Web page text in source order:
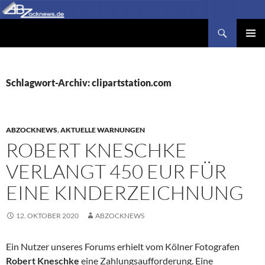
Zum
Inhalt
Schlagwort-Archiv: clipartstation.com
ABZOCKNEWS,AKTUELLE WARNUNGEN
ROBERT KNESCHKE
VERLANGT 450 EUR FÜR
EINE KINDERZEICHNUNG
12. OKTOBER 2020 ABZOCKNEWS
Ein Nutzer unseres Forums erhielt vom Kölner Fotografen
Robert Kneschke eine Zahlungsaufforderung. Eine